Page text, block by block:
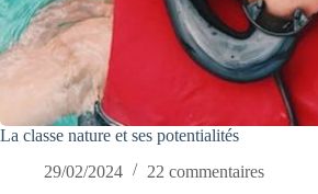
La classe nature et ses potentialités
29/02/2024
22 commentaires